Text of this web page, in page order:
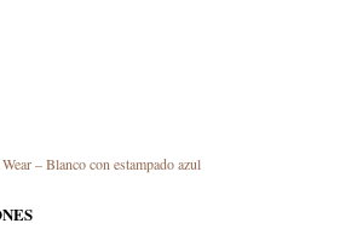
– Blanco con estampado azul